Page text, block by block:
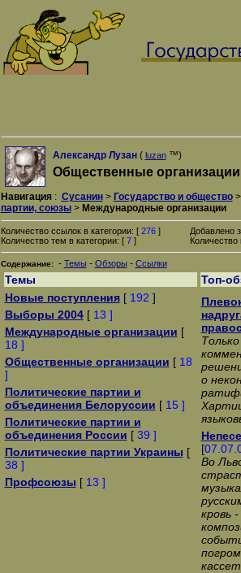
Александр Лузан( luzan™)
Общественные
Навигация: Сусанин> Государство и общество
партии, союзы> Международные организации
Количество ссылок в категории: [ 276]
Количество тем в категории: [ 7]
Добавлено
Содержание: - Темы - Обзоры - Ссылки
Темы
Топ-
Новые поступления[ 192 ]
Выборы 2004[ 13 ]
Международные организации [
18 ]
Общественные организации [ 18
]
Политические партии и
объединения Белоруссии [ 15 ]
Политические партии и
объединения России [ 39 ]
Политические партии Украины [
38 ]
Профсоюзы [ 13 ]
о
[
Во
кровь